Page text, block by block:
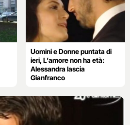
Uomini e Donne puntata di
ieri, L’amore non ha età:
Alessandra lascia
Gianfranco